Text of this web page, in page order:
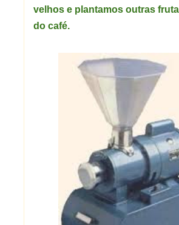
velhos e plantamos outras
do café.